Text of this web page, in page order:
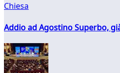
Chiesa
Addio ad Agostino Superbo,